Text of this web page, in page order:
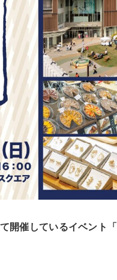
催しているイベント「